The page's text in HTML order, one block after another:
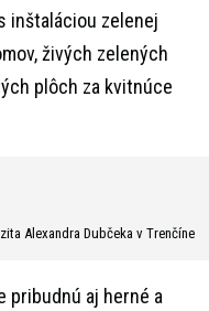
inštaláciou zelenej
živých zelených
plôch za kvitnúce
Alexandra Dubčeka v Trenčíne
pribudnú aj herné a